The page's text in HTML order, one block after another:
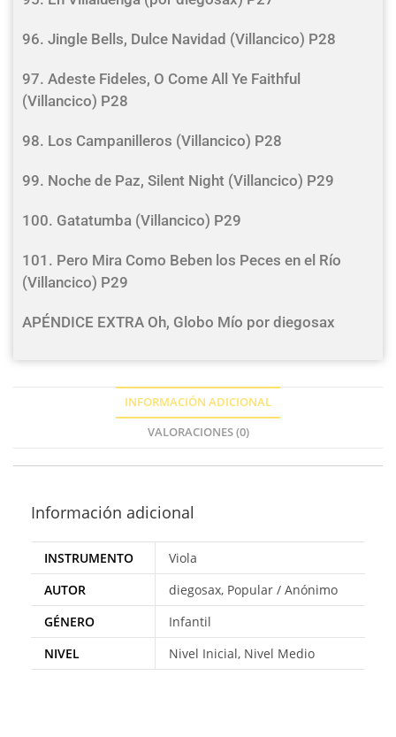
96. Jingle Bells, Dulce Navidad (Villancico) P28
97. Adeste Fideles, O Come All Ye Faithful
(Villancico) P28
98. Los Campanilleros (Villancico) P28
99. Noche de Paz, Silent Night (Villancico) P29
100. Gatatumba (Villancico) P29
101. Pero Mira Como Beben los Peces en el Río
(Villancico) P29
APÉNDICE EXTRA Oh, Globo Mío por diegosax
INFORMACIÓN ADICIONAL
VALORACIONES (0)
Información adicional
INSTRUMENTO
Viola
AUTOR
diegosax, Popular / Anónimo
GÉNERO
Infantil
NIVEL
Nivel Inicial, Nivel Medio